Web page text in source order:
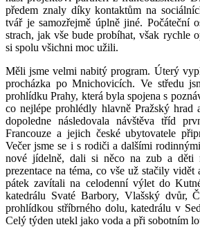
předem znaly díky kontaktům na
tvář je samozřejmě úplně jiné. Počáteční
strach, jak vše bude probíhat, však rychle
si spolu všichni moc užili.
Měli jsme velmi nabitý program. Úterý
procházka po Mnichovicích. Ve středu
prohlídku Prahy, která byla spojena s
co nejlépe prohlédly hlavně Pražský
dopoledne následovala návštěva tříd
Francouze a jejich české ubytovatele
Večer jsme se i s rodiči a dalšími
nové jídelně, dali si něco na zub a děti
prezentace na téma, co vše už stačily
pátek zavítali na celodenní výlet do
katedrálu Svaté Barbory, Vlašský dvůr,
prohlídkou stříbrného dolu, katedrálu v
Celý týden utekl jako voda a při sobotním